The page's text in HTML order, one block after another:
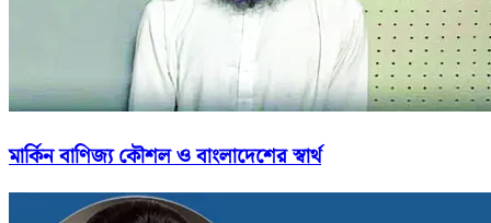
মার্কিন বাণিজ্য কৌশল ও বাংলাদেশের স্বার্থ